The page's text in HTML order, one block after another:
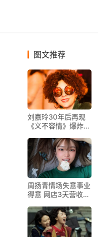
图文推荐
刘嘉玲30年后再现
《义不容情》爆炸头
周扬青情场失意事业
得意 网店3天营收额